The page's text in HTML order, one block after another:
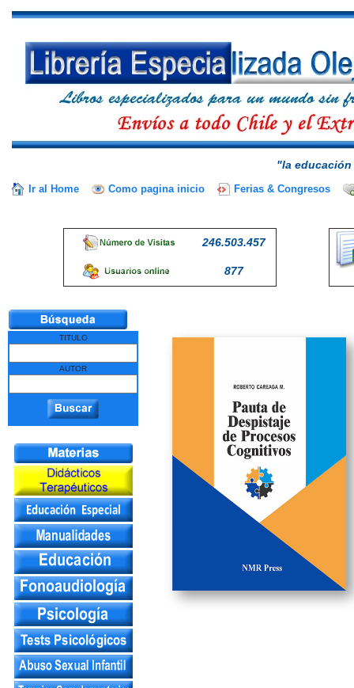
"la
Ir al Home Como pagina inicio Ferias & Congresos
246.503.457
877
TITULO
AUTOR